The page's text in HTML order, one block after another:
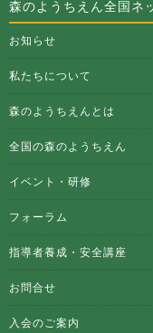
森のようちえん全国ネ
お知らせ
私たちについて
森のようちえんとは
全国の森のようちえん
イベント・研修
フォーラム
指導者養成・安全講座
お問合せ
入会のご案内